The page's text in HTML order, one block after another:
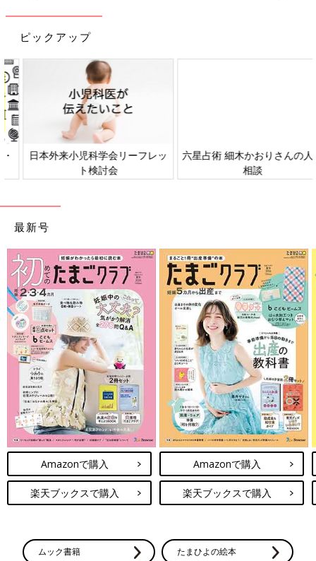
ピックアップ
日本外来小児科学会リーフレッ
ト検討会
六星占術 細木かおりさんの人生
相談
最新号
Amazonで購入
楽天ブックスで購入
Amazonで購入
楽天ブックスで購入
ムック書籍 たまひよの絵本